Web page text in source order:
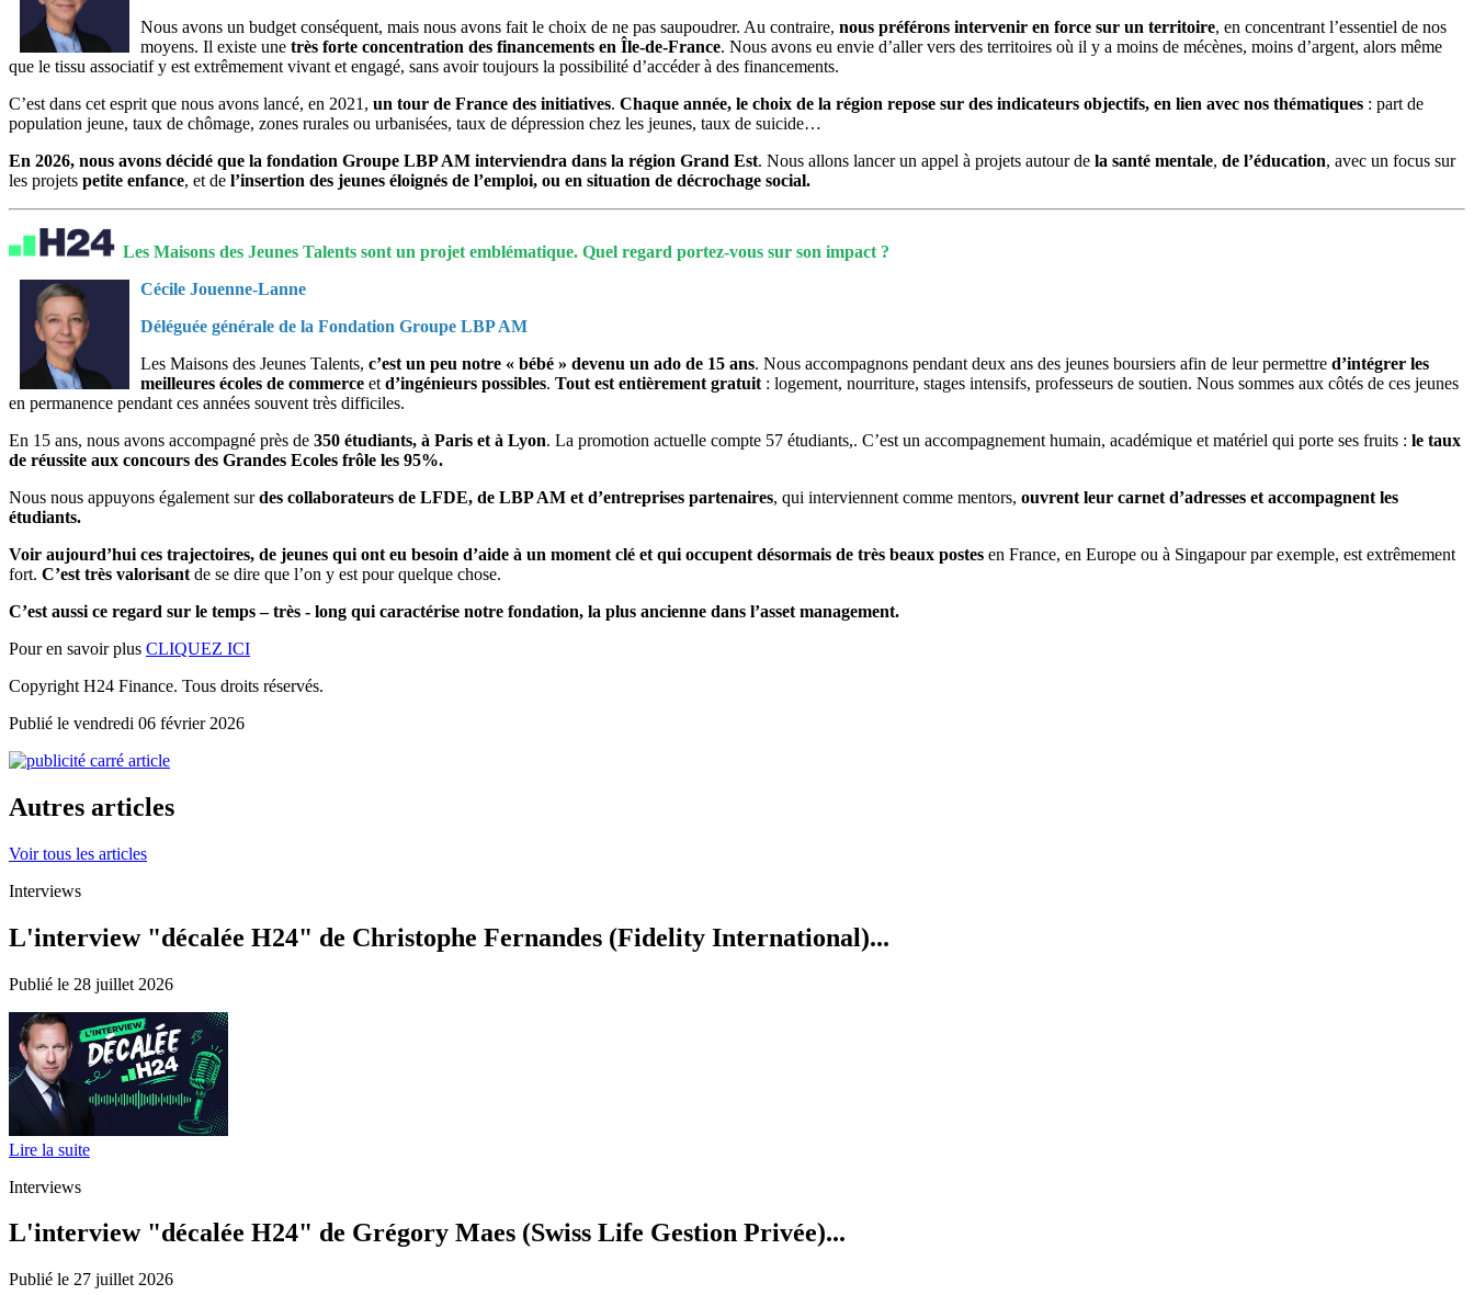
Nous avons un budget conséquent, mais nous avons fait le choix de ne pas saupoudrer. Au contraire, nous préférons intervenir en force sur un territoire, en concentrant l’essentiel de nos
moyens. Il existe une très forte concentration des financements en Île-de-France. Nous avons eu envie d’aller vers des territoires où il y a moins de mécènes, moins d’argent, alors même
que le tissu associatif y est extrêmement vivant et engagé, sans avoir toujours la possibilité d’accéder à des financements.
C’est dans cet esprit que nous avons lancé, en 2021, un tour de France des initiatives. Chaque année, le choix de la région repose sur des indicateurs objectifs, en lien avec nos thématiques : part de
population jeune, taux de chômage, zones rurales ou urbanisées, taux de dépression chez les jeunes, taux de suicide…
En 2026, nous avons décidé que la fondation Groupe LBP AM interviendra dans la région Grand Est. Nous allons lancer un appel à projets autour de la santé mentale, de l’éducation, avec un focus sur
les projets petite enfance, et de l’insertion des jeunes éloignés de l’emploi, ou en situation de décrochage social.
Les Maisons des Jeunes Talents sont un projet emblématique. Quel regard portez-vous sur son impact ?
Cécile Jouenne-Lanne
Déléguée générale de la Fondation Groupe LBP AM
Les Maisons des Jeunes Talents, c’est un peu notre « bébé » devenu un ado de 15 ans. Nous accompagnons pendant deux ans des jeunes boursiers afin de leur permettre d’intégrer les
meilleures écoles de commerce et d’ingénieurs possibles. Tout est entièrement gratuit : logement, nourriture, stages intensifs, professeurs de soutien. Nous sommes aux côtés de ces jeunes
en permanence pendant ces années souvent très difficiles.
En 15 ans, nous avons accompagné près de 350 étudiants, à Paris et à Lyon. La promotion actuelle compte 57 étudiants,. C’est un accompagnement humain, académique et matériel qui porte ses fruits : le taux
de réussite aux concours des Grandes Ecoles frôle les 95%.
Nous nous appuyons également surdes collaborateurs de LFDE, de LBP AM et d’entreprises partenaires, qui interviennent comme mentors, ouvrent leur carnet d’adresses et accompagnent les
étudiants.
Voir aujourd’hui ces trajectoires, de jeunes qui ont eu besoin d’aide à un moment clé et qui occupent désormais de très beaux postes en France, en Europe ou à Singapour par exemple, est extrêmement
fort. C’est très valorisant de se dire que l’on y est pour quelque chose.
C’est aussi ce regard sur le temps – très - long qui caractérise notre fondation, la plus ancienne dans l’asset management.
Pour en savoir plus CLIQUEZ ICI
Copyright H24 Finance. Tous droits réservés.
Publié le vendredi 06 février 2026
Autres articles
Voir tous les articles
Interviews
L'interview "décalée H24" de Christophe Fernandes (Fidelity International)...
Publié le 28 juillet 2026
Lire la suite
Interviews
L'interview "décalée H24" de Grégory Maes (Swiss Life Gestion Privée)...
Publié le 27 juillet 2026